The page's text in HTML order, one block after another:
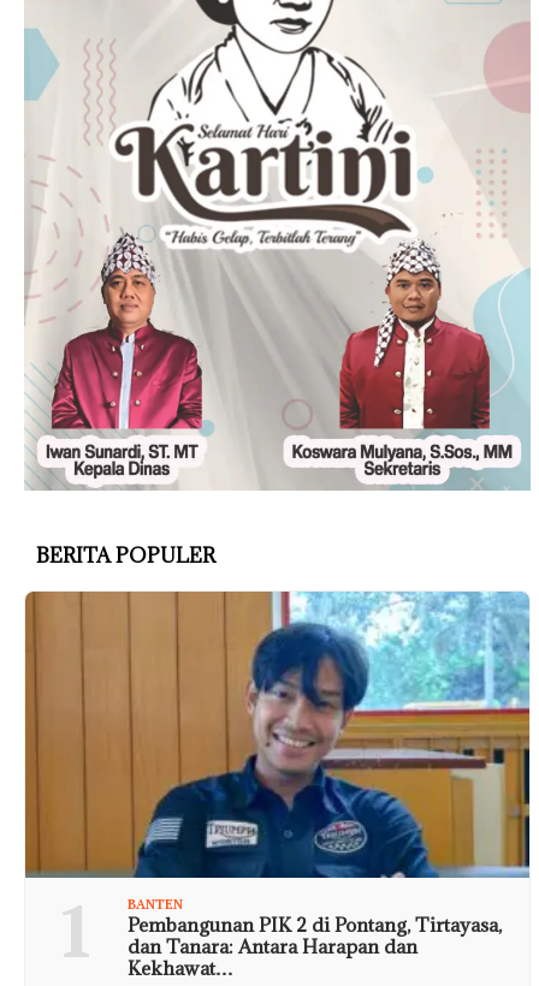
BERITA POPULER
1 BANTEN
Pembangunan PIK 2 di Pontang, Tirtayasa,
dan Tanara: Antara Harapan dan
Kekhawat…